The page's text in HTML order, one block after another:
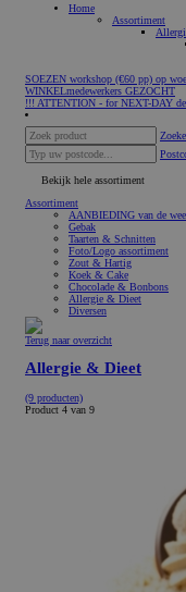
Home
Assortiment
SOEZEN workshop (€60 pp) op
WINKELmedewerkers GEZOCHT
!!! ATTENTION - for NEXT-DAY
Bekijk hele assortiment
Assortiment
AANBIEDING van de
Gebak
Taarten & Schnitten
Foto/Logo assortiment
Zout & Hartig
Koek & Cake
Chocolade & Bonbons
Allergie & Dieet
Diversen
Terug naar overzicht
Allergie & Dieet
(9 producten)
Product 4 van 9